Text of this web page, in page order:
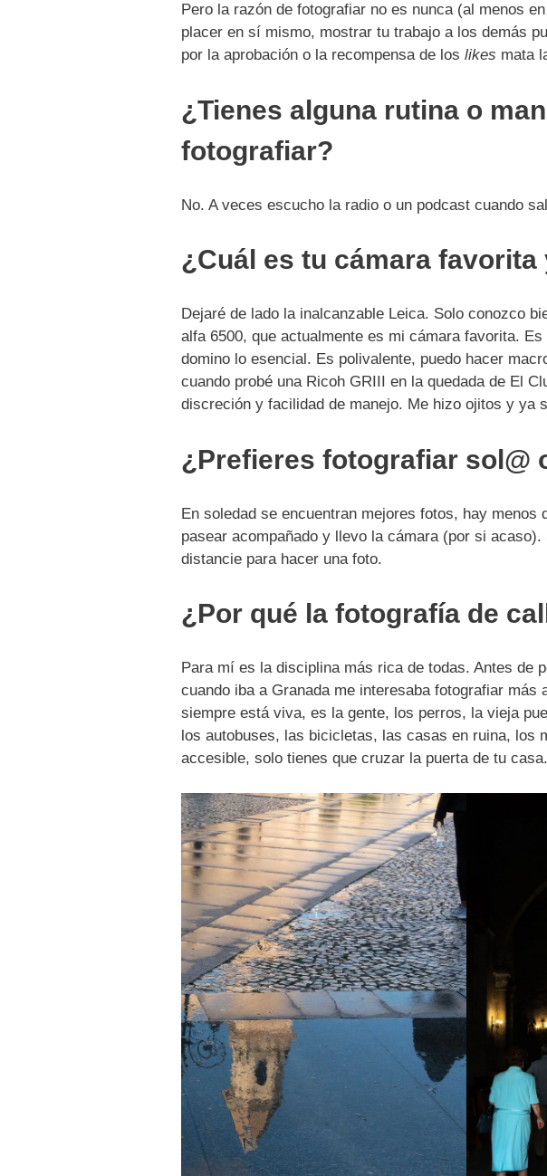
Pero la razón de fotografiar no es nunca (al menos
placer en sí mismo, mostrar tu trabajo a los demás
por la aprobación o la recompensa de los likes mata
¿Tienes alguna rutina o
fotografiar?
No. A veces escucho la radio o un podcast cuando
¿Cuál es tu cámara favorita
Dejaré de lado la inalcanzable Leica. Solo conozco
alfa 6500, que actualmente es mi cámara favorita.
domino lo esencial. Es polivalente, puedo hacer
cuando probé una Ricoh GRIII en la quedada de El
discreción y facilidad de manejo. Me hizo ojitos y ya
¿Prefieres fotografiar sol@
En soledad se encuentran mejores fotos, hay
pasear acompañado y llevo la cámara (por si
distancie para hacer una foto.
¿Por qué la fotografía de
Para mí es la disciplina más rica de todas. Antes de
cuando iba a Granada me interesaba fotografiar
siempre está viva, es la gente, los perros, la vieja
los autobuses, las bicicletas, las casas en ruina,
accesible, solo tienes que cruzar la puerta de tu